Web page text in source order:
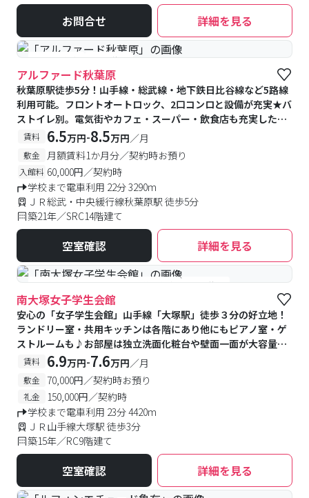
お問合せ 詳細を見る
#予約受付中 #空室待ち
アルファード秋葉原
秋葉原駅徒歩5分！山手線・総武線・地下鉄日比谷線など5路線
利用可能。フロントオートロック、2口コンロと設備が充実★バ
ストイレ別。電気街やカフェ・スーパー・飲食店も充実した秋
葉原♪
賃料 6.5万円-8.5万円／月
敷金 月額賃料1か月分／契約時お預り
入館料 60,000円／契約時
学校まで電車利用 22分 3290m
ＪＲ総武・中央緩行線秋葉原駅 徒歩5分
築21年／SRC14階建て
空室確認 詳細を見る
#食事付き #女性専用 #予約受付中 #空室待ち
南大塚女子学生会館
安心の「女子学生会館」山手線「大塚駅」徒歩３分の好立地！
ランドリー室・共用キッチンは各階にあり他にもピアノ室・ゲ
ストルームも♪お部屋は独立洗面化粧台や壁面一面が大容量の
収納棚もあり快適
賃料 6.9万円-7.6万円／月
敷金 70,000円／契約時お預り
礼金
150,000円／契約時
学校まで電車利用 23分 4420m
ＪＲ山手線大塚駅 徒歩3分
築15年／RC9階建て
空室確認 詳細を見る